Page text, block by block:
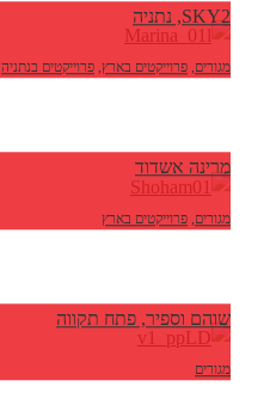
SKY2, נתניה
מגורים, פרוייקטים בארץ, פרוייקטים בנתניה
מרינה אשדוד
מגורים פרוייקטים בארץ
שוהם וספיר, פתח תקווה
מגורים